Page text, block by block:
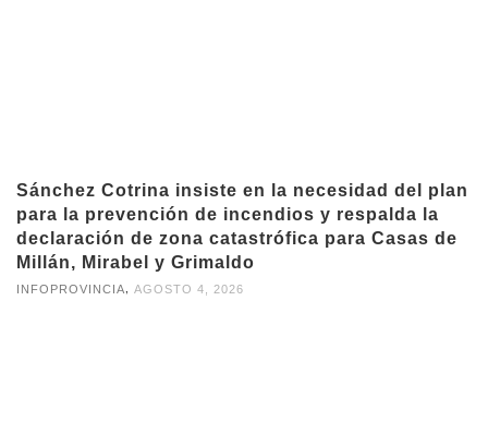
Sánchez Cotrina insiste en la necesidad del plan
para la prevención de incendios y respalda la
declaración de zona catastrófica para Casas de
Millán, Mirabel y Grimaldo
INFOPROVINCIA, AGOSTO 4, 2026